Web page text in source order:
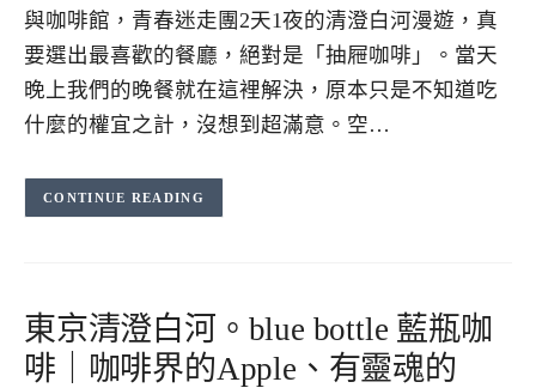
與咖啡館，青春迷走團2天1夜的清澄白河漫遊，真
要選出最喜歡的餐廳，絕對是「抽屜咖啡」。當天
晚上我們的晚餐就在這裡解決，原本只是不知道吃
什麼的權宜之計，沒想到超滿意。空…
CONTINUE READING
東京清澄白河。blue bottle 藍瓶咖
啡｜咖啡界的Apple、有靈魂的